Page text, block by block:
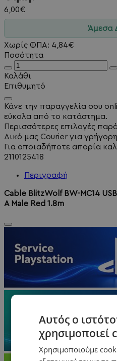
6,00€
Άμεσα
Χωρίς ΦΠΑ: 4,84€
Ποσότητα
Καλάθι
Επιθυμητό
Κάνε την παραγγελία σου
εύκολα από το κατάστημα.
Περισσότερες επιλογές
Δικό μας Courier για
Για οποιαδήποτε απορία
2110125418
Περιγραφή
Cable BlitzWolf BW-MC14
A Male Red 1.8m
Αυτός ο
χρησιμοποιεί
Χρησιμοποιούμε